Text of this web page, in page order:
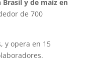
y de maíz en
de 700
y opera en 15